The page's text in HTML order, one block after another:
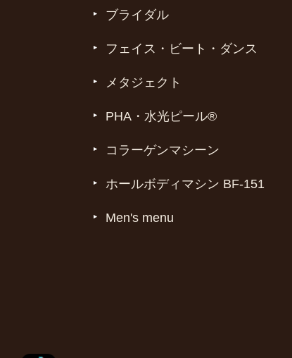
ブライダル
フェイス・ビート・ダンス
メタジェクト
PHA・水光ピール®
コラーゲンマシーン
ホールボディマシン BF-151
Men's menu